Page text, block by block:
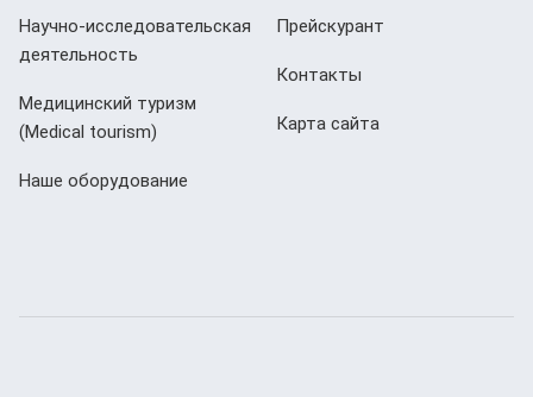
Научно-исследовательская
деятельность
Медицинский туризм
(Мedical tourism)
Наше оборудование
Прейскурант
Контакты
Карта сайта